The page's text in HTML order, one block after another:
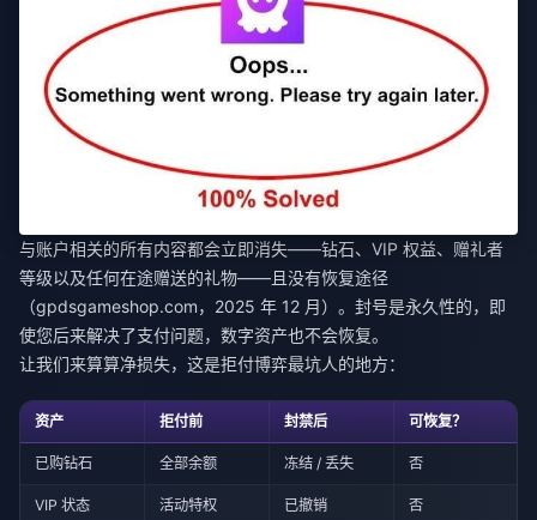
与账户相关的所有内容都会立即消失——钻石、VIP 权益、赠礼者
等级以及任何在途赠送的礼物——且没有恢复途径
（gpdsgameshop.com，2025 年 12 月）。封号是永久性的，即
使您后来解决了支付问题，数字资产也不会恢复。
让我们来算算净损失，这是拒付博弈最坑人的地方：
资产 拒付前 封禁后 可恢复？
已购钻石 全部余额 冻结 / 丢失 否
VIP 状态 活动特权 已撤销 否